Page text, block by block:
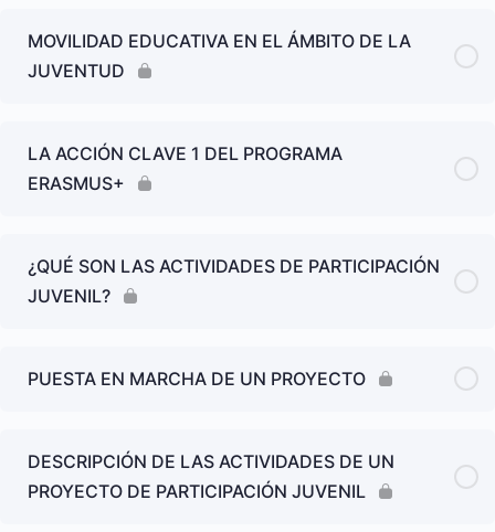
MOVILIDAD EDUCATIVA EN EL ÁMBITO DE LA
JUVENTUD
LA ACCIÓN CLAVE 1 DEL PROGRAMA
ERASMUS+
¿QUÉ SON LAS ACTIVIDADES DE PARTICIPACIÓN
JUVENIL?
PUESTA EN MARCHA DE UN PROYECTO
DESCRIPCIÓN DE LAS ACTIVIDADES DE UN
PROYECTO DE PARTICIPACIÓN JUVENIL